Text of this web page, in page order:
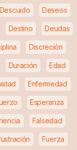
Descuido Deseos
Destino Deudas
Discreción
Duración Edad
Enfermedad
Esperanza
Falsedad
Fuerza